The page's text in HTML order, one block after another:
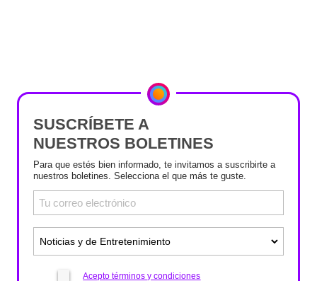
SUSCRÍBETE A
NUESTROS BOLETINES
Para que estés bien informado, te invitamos a suscribirte a
nuestros boletines. Selecciona el que más te guste.
Acepto términos y condiciones